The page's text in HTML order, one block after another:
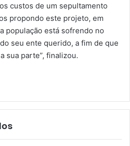
custos de um sepultamento
propondo este projeto, em
população está sofrendo no
seu ente querido, a fim de que
sua parte”, finalizou.